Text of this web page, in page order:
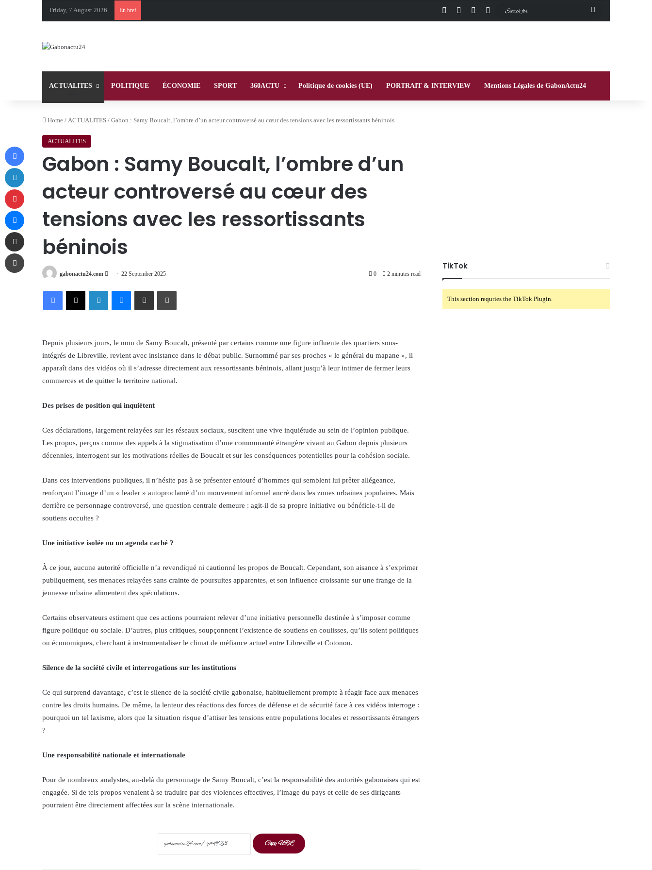
Friday, 7 August 2026 En bref Facebook InstagramSwitch skin
ACTUALITES POLITIQUE ÉCONOMIE SPORT 360ACTU Politique de cookies (UE) PORTRAIT & INTERVIEW Mentions Légales de GabonActu24
Home / ACTUALITES / Gabon : Samy Boucalt, l’ombre d’un acteur controversé au cœur des tensions avec les ressortissants béninois
ACTUALITES
Gabon : Samy Boucalt, l’ombre d’un
acteur controversé au cœur des
tensions avec les ressortissants
béninois
gabonactu24.com
Send 22 September 2025 0 2 minutes read
FacebookX LinkedInMessengerShare via Email Print
Depuis plusieurs jours, le nom de Samy Boucalt, présenté par certains comme une figure influente des quartiers sous-
intégrés de Libreville, revient avec insistance dans le débat public. Surnommé par ses proches « le général du mapane », il
apparaît dans des vidéos où il s’adresse directement aux ressortissants béninois, allant jusqu’à leur intimer de fermer leurs
commerces et de quitter le territoire national.
Des prises de position qui inquiètent
Ces déclarations, largement relayées sur les réseaux sociaux, suscitent une vive inquiétude au sein de l’opinion publique.
Les propos, perçus comme des appels à la stigmatisation d’une communauté étrangère vivant au Gabon depuis plusieurs
décennies, interrogent sur les motivations réelles de Boucalt et sur les conséquences potentielles pour la cohésion sociale.
Dans ces interventions publiques, il n’hésite pas à se présenter entouré d’hommes qui semblent lui prêter allégeance,
renforçant l’image d’un « leader » autoproclamé d’un mouvement informel ancré dans les zones urbaines populaires. Mais
derrière ce personnage controversé, une question centrale demeure : agit-il de sa propre initiative ou bénéficie-t-il de
soutiens occultes ?
Une initiative isolée ou un agenda caché ?
À ce jour, aucune autorité officielle n’a revendiqué ni cautionné les propos de Boucalt. Cependant, son aisance à s’exprimer
publiquement, ses menaces relayées sans crainte de poursuites apparentes, et son influence croissante sur une frange de la
jeunesse urbaine alimentent des spéculations.
Certains observateurs estiment que ces actions pourraient relever d’une initiative personnelle destinée à s’imposer comme
figure politique ou sociale. D’autres, plus critiques, soupçonnent l’existence de soutiens en coulisses, qu’ils soient politiques
ou économiques, cherchant à instrumentaliser le climat de méfiance actuel entre Libreville et Cotonou.
Silence de la société civile et interrogations sur les institutions
Ce qui surprend davantage, c’est le silence de la société civile gabonaise, habituellement prompte à réagir face aux menaces
contre les droits humains. De même, la lenteur des réactions des forces de défense et de sécurité face à ces vidéos interroge :
pourquoi un tel laxisme, alors que la situation risque d’attiser les tensions entre populations locales et ressortissants étrangers
?
Une responsabilité nationale et internationale
Pour de nombreux analystes, au-delà du personnage de Samy Boucalt, c’est la responsabilité des autorités gabonaises qui est
engagée. Si de tels propos venaient à se traduire par des violences effectives, l’image du pays et celle de ses dirigeants
pourraient être directement affectées sur la scène internationale.
Copy URL
TikTok
This section requries the TikTok Plugin.
Facebook
LinkedIn
Pinterest